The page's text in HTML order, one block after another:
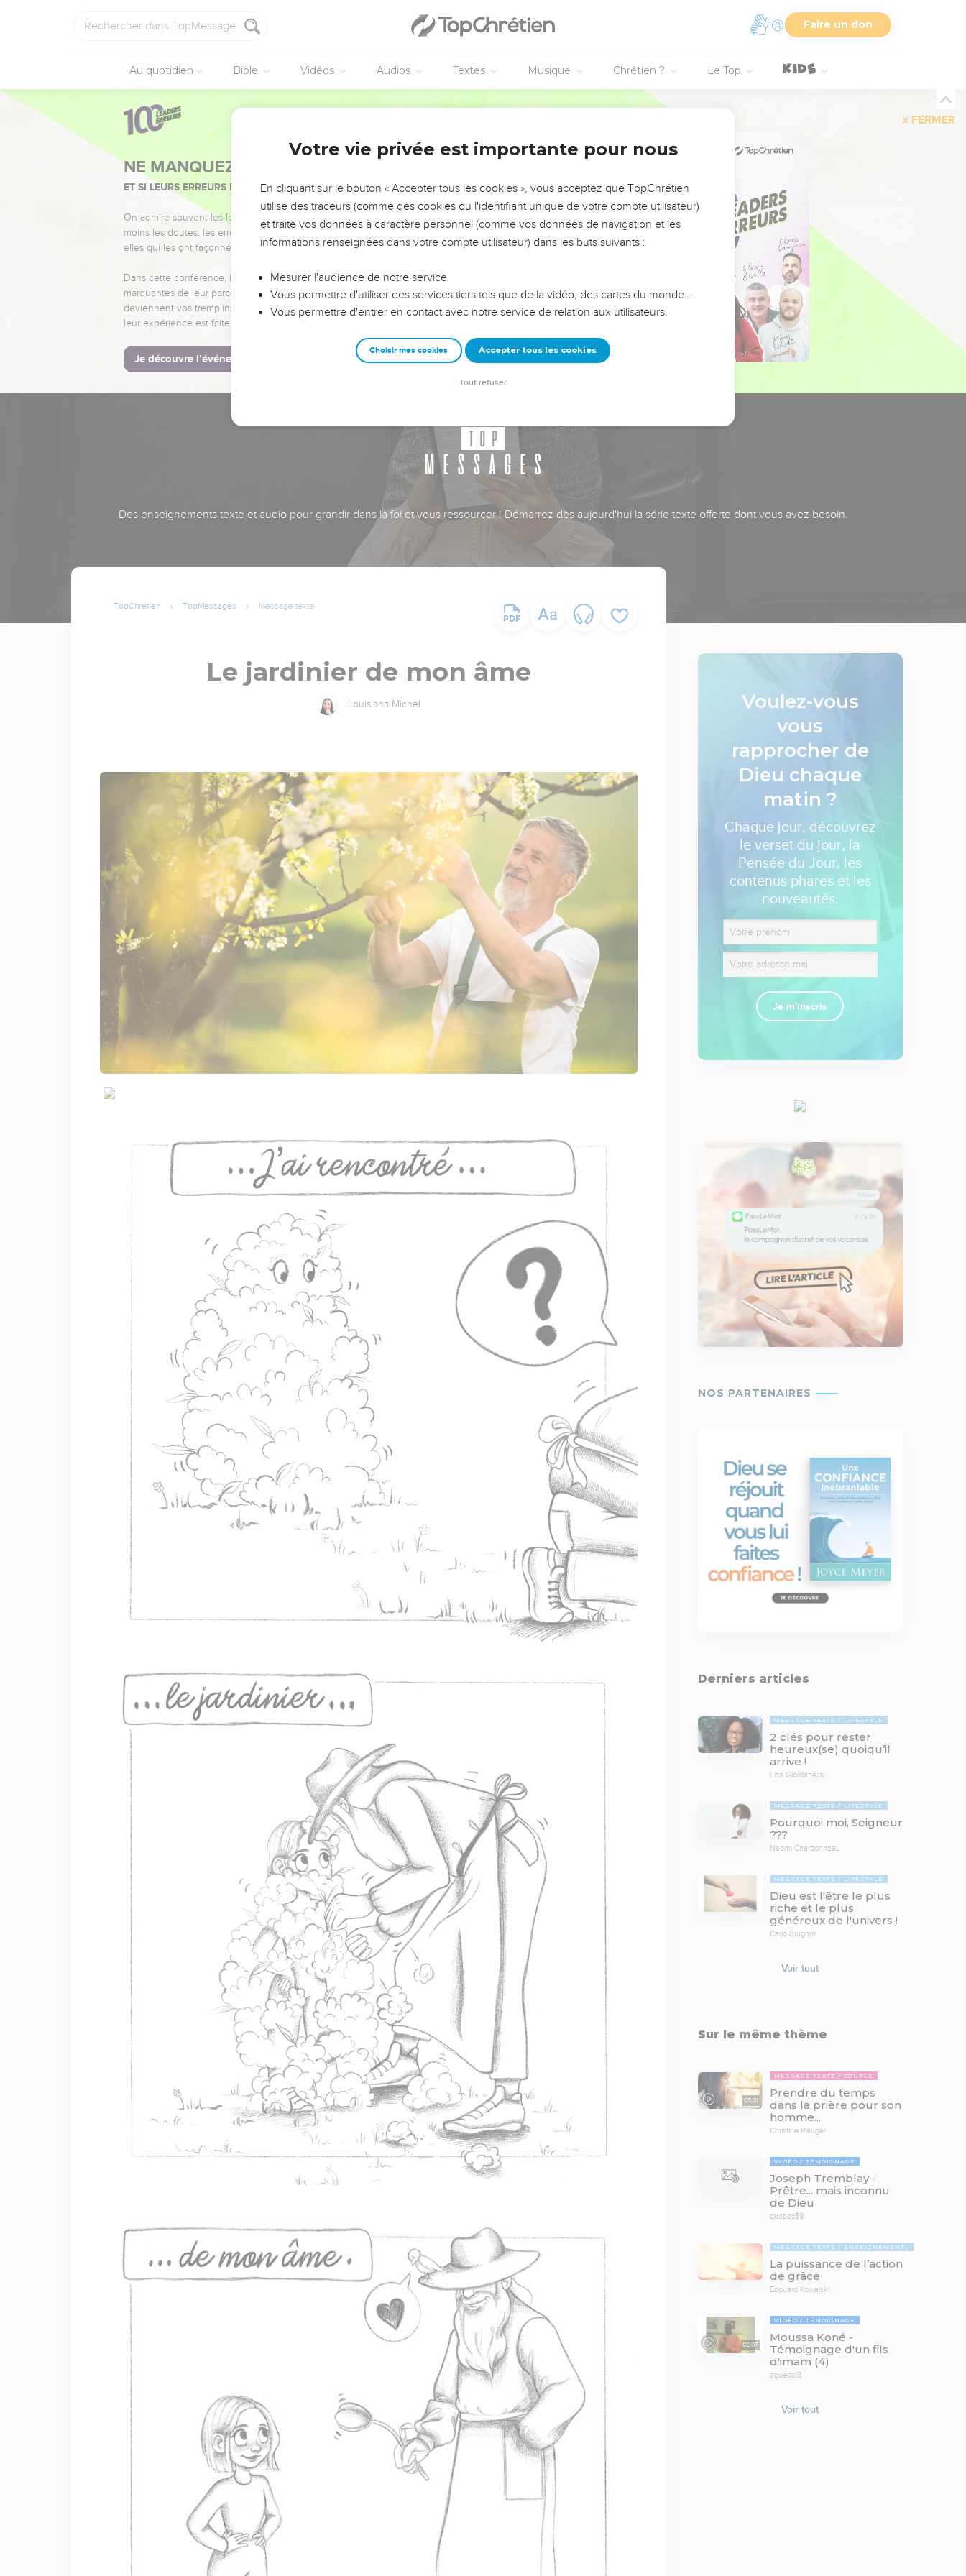
Faire un don
Au quotidien Bible Vidéos Audios Textes Musique Chrétien ? Le Top
FERMER
NE MANQUEZ PAS L’ÉVÉNEMENT DE L’ANNÉE !
ET SI LEURS ERREURS POUVAIENT VOUS ÉVITER LES VOTRES ?
On admire souvent les leaders pour leurs réussites, leur impact, leur foi ou leur vision. Mais on voit
moins les doutes, les erreurs et les saisons difficiles qu'ils ont traversés, alors même que ce sont
elles qui les ont façonnés.
Dans cette conférence, leaders, entrepreneurs, et responsables reviennent sur les erreurs
marquantes de leur parcours et les clés pour avancer avec plus de sagesse afin que leurs erreurs
deviennent vos tremplins. Que vous guidiez un ministère, une équipe, un groupe ou une famille,
leur expérience est faite pour vous.
Je découvre l’événement
Des enseignements texte et audio pour grandir dans la foi et vous ressourcer ! Démarrez dès aujourd'hui la série texte offerte dont vous avez besoin.
TopChrétien TopMessages Message texte
Le jardinier de mon âme
Louisiana Michel
Voulez-vous
vous
rapprocher de
Dieu chaque
matin ?
Chaque jour, découvrez
le verset du jour, la
Pensée du Jour, les
contenus phares et les
nouveautés.
Je m'inscris
Derniers articles
MESSAGE TEXTE LIFESTYLE
2 clés pour rester
heureux(se) quoiqu’il
arrive !
Lisa Giordanella
MESSAGE TEXTE LIFESTYLE
Pourquoi moi, Seigneur
???
Naomi Charbonneau
MESSAGE TEXTE LIFESTYLE
Dieu est l'être le plus
riche et le plus
généreux de l'univers !
Carlo Brugnoli
Voir tout
Sur le même thème
03:01
MESSAGE TEXTE COUPLE
Prendre du temps
dans la prière pour son
homme...
Christine Piauger
VIDÉO TÉMOIGNAGE
Joseph Tremblay -
Prêtre... mais inconnu
de Dieu
quebec59
MESSAGE TEXTE ENSEIGNEMENTS BIBLIQUES
La puissance de l’action
de grâce
Edouard Kowalski
02:07
VIDÉO TÉMOIGNAGE
Moussa Koné -
Témoignage d'un fils
d'imam (4)
agueda13
Voir tout
Votre vie privée est importante pour nous
En cliquant sur le bouton « Accepter tous les cookies », vous acceptez que TopChrétien
utilise des traceurs (comme des cookies ou l'identifiant unique de votre compte utilisateur)
et traite vos données à caractère personnel (comme vos données de navigation et les
informations renseignées dans votre compte utilisateur) dans les buts suivants :
Mesurer l'audience de notre service
Vous permettre d'utiliser des services tiers tels que de la vidéo, des cartes du monde…
Vous permettre d'entrer en contact avec notre service de relation aux utilisateurs.
Choisir mes cookies Accepter tous les cookies
Tout refuser